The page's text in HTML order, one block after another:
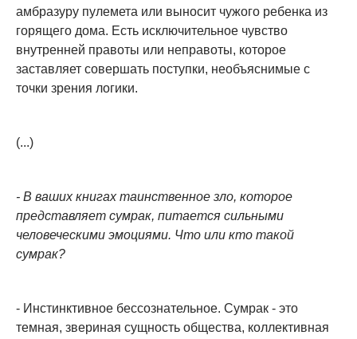
амбразуру пулемета или выносит чужого ребенка из
горящего дома. Есть исключительное чувство
внутренней правоты или неправоты, которое
заставляет совершать поступки, необъяснимые с
точки зрения логики.
(...)
- В ваших книгах таинственное зло, которое
представляет сумрак, питается сильными
человеческими эмоциями. Что или кто такой
сумрак?
- Инстинктивное бессознательное. Сумрак - это
темная, звериная сущность общества, коллективная